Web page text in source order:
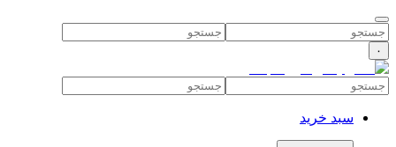
۰
سبد خرید